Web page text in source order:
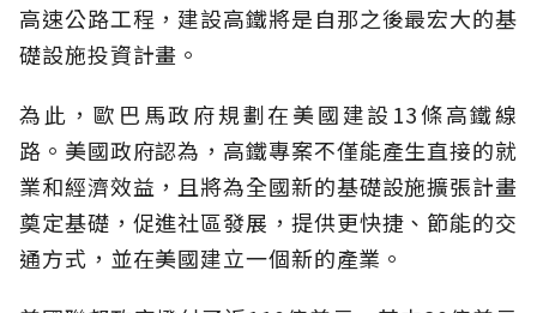
高速公路工程，建設高鐵將是自那之後最宏大的基
礎設施投資計畫。
為此，歐巴馬政府規劃在美國建設13條高鐵線
路。美國政府認為，高鐵專案不僅能產生直接的就
業和經濟效益，且將為全國新的基礎設施擴張計畫
奠定基礎，促進社區發展，提供更快捷、節能的交
通方式，並在美國建立一個新的產業。